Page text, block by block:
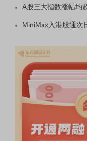
A股三大指数涨幅均
MiniMax入港股通次